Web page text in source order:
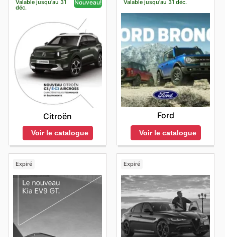
Valable jusqu'au 31
déc.
Nouveau!
Citroën
Voir le catalogue
Valable jusqu'au 31 déc.
Ford
Voir le catalogue
Expiré Expiré